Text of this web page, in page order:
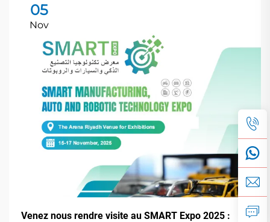
05
Nov
Venez nous rendre visite au SMART Expo 2025 :